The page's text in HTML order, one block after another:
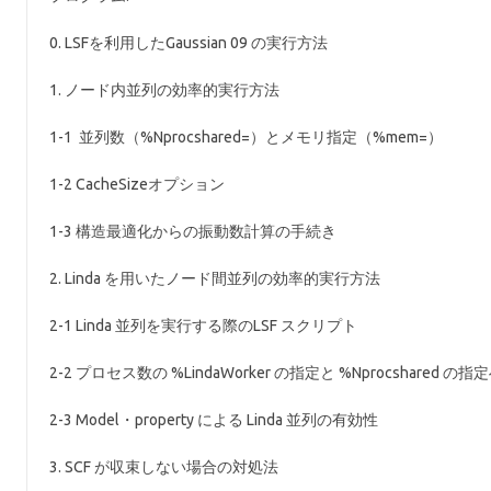
0. LSFを利用したGaussian 09 の実行方法
1. ノード内並列の効率的実行方法
1-1 並列数（%Nprocshared=）とメモリ指定（%mem=）
1-2 CacheSizeオプション
1-3 構造最適化からの振動数計算の手続き
2. Linda を用いたノード間並列の効率的実行方法
2-1 Linda 並列を実行する際のLSF スクリプト
2-2 プロセス数の %LindaWorker の指定と %Nprocshared の指
2-3 Model・property による Linda 並列の有効性
3. SCF が収束しない場合の対処法